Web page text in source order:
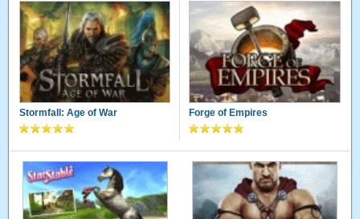
Stormfall: Age of War Forge of Empires